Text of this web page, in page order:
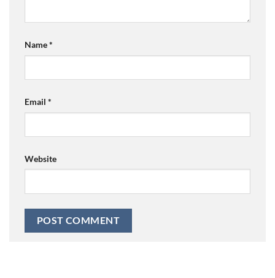
Name*
Email *
Website